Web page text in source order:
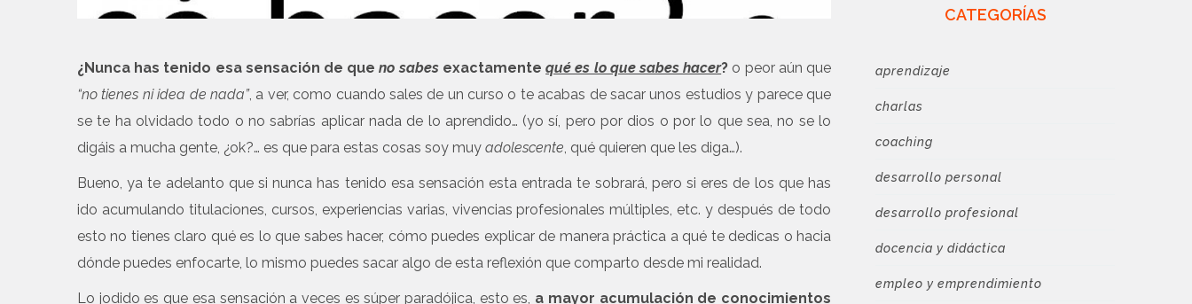
¿Nunca has tenido esa sensación de queno sabesexactamentequé es lo que sabes hacer? o peor aún que
“no tienes ni idea de nada”, a ver, como cuando sales de un curso o te acabas de sacar unos estudios y parece que
se te ha olvidado todo o no sabrías aplicar nada de lo aprendido… (yo sí, pero por dios o por lo que sea, no se lo
digáis a mucha gente, ¿ok?… es que para estas cosas soy muy adolescente, qué quieren que les diga…).
Bueno, ya te adelanto que si nunca has tenido esa sensación esta entrada te sobrará, pero si eres de los que has
ido acumulando titulaciones, cursos, experiencias varias, vivencias profesionales múltiples, etc. y después de todo
esto no tienes claro qué es lo que sabes hacer, cómo puedes explicar de manera práctica a qué te dedicas o hacia
dónde puedes enfocarte, lo mismo puedes sacar algo de esta reflexión que comparto desde mi realidad.
Lo jodido es que esa sensación a veces es súper paradójica, esto es, a mayor acumulación de conocimientos
CATEGORÍAS
aprendizaje
charlas
coaching
desarrollo personal
desarrollo profesional
docencia y didáctica
empleo y emprendimiento